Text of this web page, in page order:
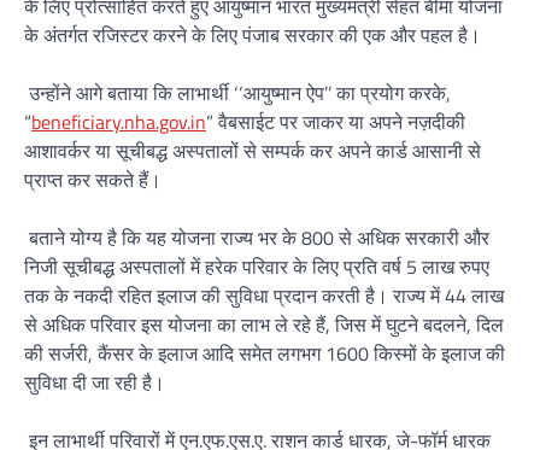
के लिए प्रोत्साहित करते हुए आयुष्मान भारत मुख्यमंत्री सेहत बीमा योजना
के अंतर्गत रजिस्टर करने के लिए पंजाब सरकार की एक और पहल है।
उन्होंने आगे बताया कि लाभार्थी ‘‘आयुष्मान ऐप’’ का प्रयोग करके,
“beneficiary.nha.gov.in” वैबसाईट पर जाकर या अपने नज़दीकी
आशावर्कर या सूचीबद्ध अस्पतालों से सम्पर्क कर अपने कार्ड आसानी से
प्राप्त कर सकते हैं।
बताने योग्य है कि यह योजना राज्य भर के 800 से अधिक सरकारी और
निजी सूचीबद्ध अस्पतालों में हरेक परिवार के लिए प्रति वर्ष 5 लाख रुपए
तक के नकदी रहित इलाज की सुविधा प्रदान करती है। राज्य में 44 लाख
से अधिक परिवार इस योजना का लाभ ले रहे हैं, जिस में घुटने बदलने, दिल
की सर्जरी, कैंसर के इलाज आदि समेत लगभग 1600 किस्मों के इलाज की
सुविधा दी जा रही है।
इन लाभार्थी परिवारों में एन.एफ.एस.ए. राशन कार्ड धारक, जे-फॉर्म धारक